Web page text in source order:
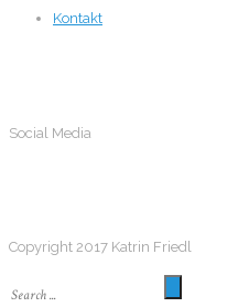
Kontakt
Social Media
Copyright 2017 Katrin Friedl